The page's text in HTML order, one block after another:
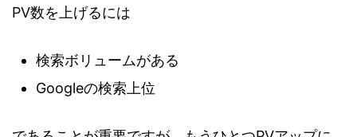
PV数を上げるには
検索ボリュームがある
Googleの検索上位